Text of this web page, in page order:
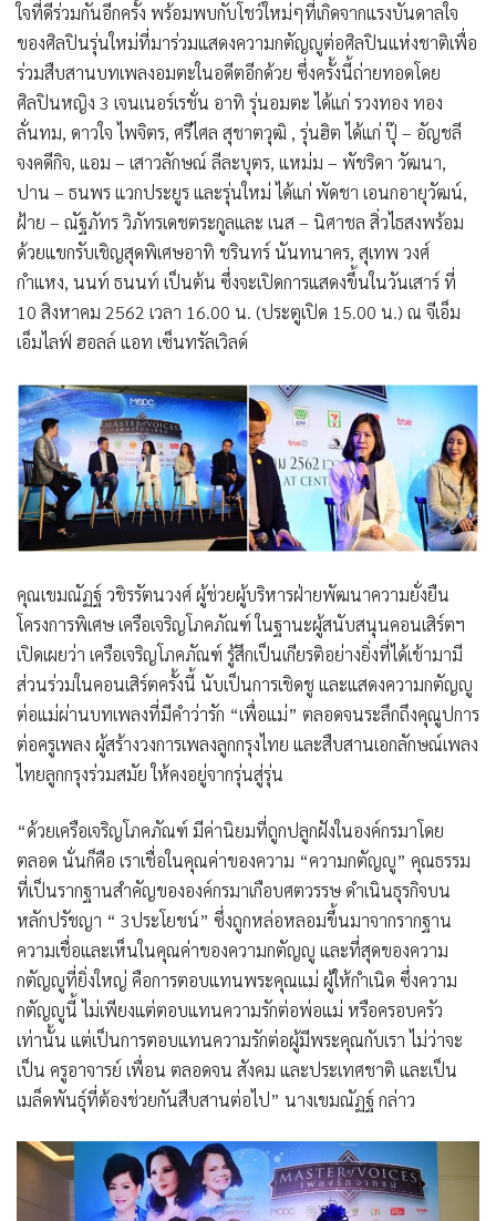
ใจที่ดีร่วมกันอีกครั้ง พร้อมพบกับโชว์ใหม่ๆที่เกิดจากแรงบันดาลใจ
ของศิลปินรุ่นใหม่ที่มาร่วมแสดงความกตัญญูต่อศิลปินแห่งชาติเพื่อ
ร่วมสืบสานบทเพลงอมตะในอดีตอีกด้วย ซึ่งครั้งนี้ถ่ายทอดโดย
ศิลปินหญิง 3 เจนเนอร์เรชั่น อาทิ รุ่นอมตะ ได้แก่ รวงทอง ทอง
ลั่นทม, ดาวใจ ไพจิตร, ศรีไศล สุชาตวุฒิ , รุ่นฮิต ได้แก่ ปุ๊ – อัญชลี
จงคดีกิจ, แอม – เสาวลักษณ์ ลีละบุตร, แหม่ม – พัชริดา วัฒนา,
ปาน – ธนพร แวกประยูร และรุ่นใหม่ ได้แก่ พัดชา เอนกอายุวัฒน์,
ฝ้าย – ณัฐภัทร วิภัทรเดชตระกูลและ เนส – นิศาชล สิ่วไธสงพร้อม
ด้วยแขกรับเชิญสุดพิเศษอาทิ ชรินทร์ นันทนาคร, สุเทพ วงศ์
กำแหง, นนท์ ธนนท์ เป็นต้น ซึ่งจะเปิดการแสดงขึ้นในวันเสาร์ ที่
10 สิงหาคม 2562 เวลา 16.00 น. (ประตูเปิด 15.00 น.) ณ จีเอ็ม
เอ็มไลฟ์ ฮอลล์ แอท เซ็นทรัลเวิลด์
คุณเขมณัฏฐ์ วชิรรัตนวงศ์ ผู้ช่วยผู้บริหารฝ่ายพัฒนาความยั่งยืน
โครงการพิเศษ เครือเจริญโภคภัณฑ์ ในฐานะผู้สนับสนุนคอนเสิร์ตฯ
เปิดเผยว่า เครือเจริญโภคภัณฑ์ รู้สึกเป็นเกียรติอย่างยิ่งที่ได้เข้ามามี
ส่วนร่วมในคอนเสิร์ตครั้งนี้ นับเป็นการเชิดชู และแสดงความกตัญญู
ต่อแม่ผ่านบทเพลงที่มีคำว่ารัก “เพื่อแม่” ตลอดจนระลึกถึงคุณูปการ
ต่อครูเพลง ผู้สร้างวงการเพลงลูกกรุงไทย และสืบสานเอกลักษณ์เพลง
ไทยลูกกรุงร่วมสมัย ให้คงอยู่จากรุ่นสู่รุ่น
“ด้วยเครือเจริญโภคภัณฑ์ มีค่านิยมที่ถูกปลูกฝังในองค์กรมาโดย
ตลอด นั่นก็คือ เราเชื่อในคุณค่าของความ “ความกตัญญู” คุณธรรม
ที่เป็นรากฐานสำคัญขององค์กรมาเกือบศตวรรษ ดำเนินธุรกิจบน
หลักปรัชญา “ 3ประโยชน์” ซึ่งถูกหล่อหลอมขึ้นมาจากรากฐาน
ความเชื่อและเห็นในคุณค่าของความกตัญญู และที่สุดของความ
กตัญญูที่ยิ่งใหญ่ คือการตอบแทนพระคุณแม่ ผู้ให้กำเนิด ซึ่งความ
กตัญญูนี้ ไม่เพียงแต่ตอบแทนความรักต่อพ่อแม่ หรือครอบครัว
เท่านั้น แต่เป็นการตอบแทนความรักต่อผู้มีพระคุณกับเรา ไม่ว่าจะ
เป็น ครูอาจารย์ เพื่อน ตลอดจน สังคม และประเทศชาติ และเป็น
เมล็ดพันธุ์ที่ต้องช่วยกันสืบสานต่อไป” นางเขมณัฏฐ์ กล่าว